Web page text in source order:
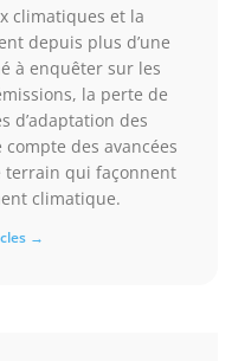
climatiques et la
depuis plus d’une
à enquêter sur les
la perte de
d’adaptation des
des avancées
terrain qui façonnent
climatique.
→